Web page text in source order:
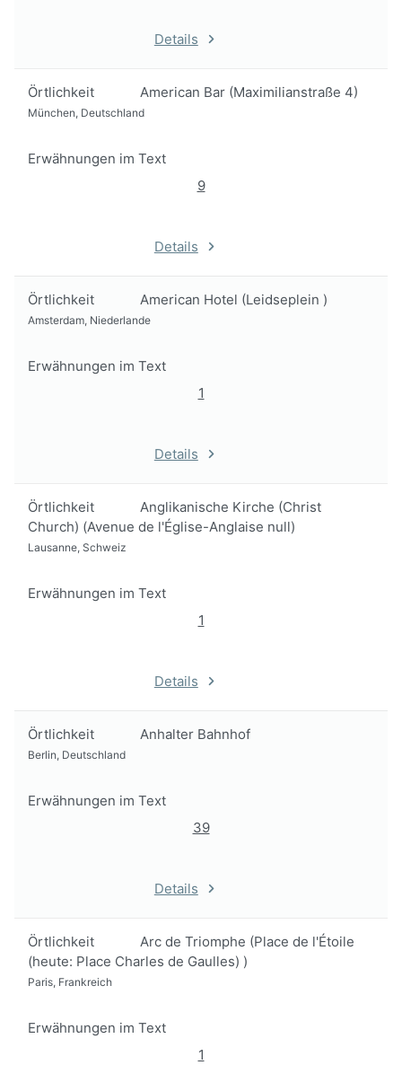
Details
Örtlichkeit American Bar (Maximilianstraße 4)
München, Deutschland
Erwähnungen im Text
9
Details
Örtlichkeit American Hotel (Leidseplein )
Amsterdam, Niederlande
Erwähnungen im Text
1
Details
Örtlichkeit
Anglikanische Kirche (Christ
Church) (Avenue de l'Église-Anglaise null)
Lausanne, Schweiz
Erwähnungen im Text
1
Details
Örtlichkeit Anhalter Bahnhof
Berlin, Deutschland
Erwähnungen im Text
39
Details
Örtlichkeit
Arc de Triomphe (Place de l'Étoile
(heute: Place Charles de Gaulles) )
Paris, Frankreich
Erwähnungen im Text
1